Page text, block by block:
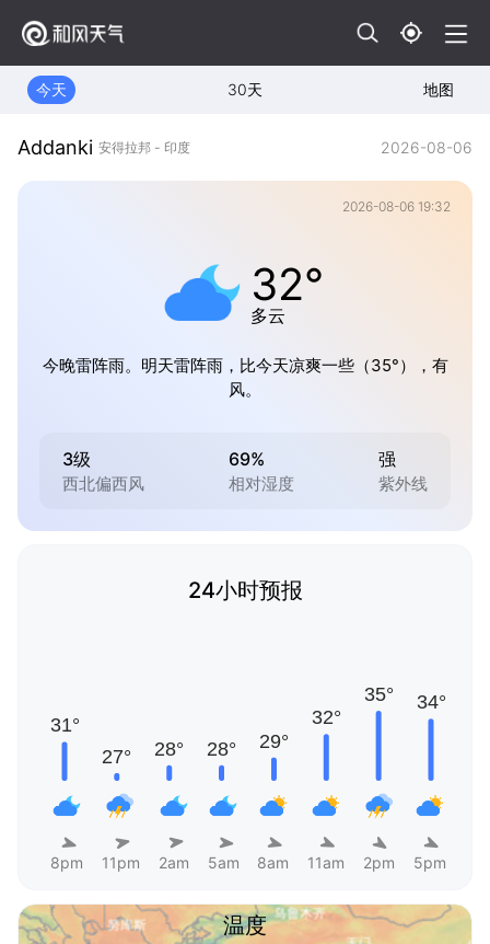
今天 30天 地图
Addanki 安得拉邦 - 印度 2026-08-06
2026-08-06 19:32
32°
多云
今晚雷阵雨。明天雷阵雨，比今天凉爽一些（35°），有
风。
3级
西北偏西风
69%
相对湿度
强
紫外线
24小时预报
8pm 11pm 2am 5am 8am 11am 2pm 5pm
温度